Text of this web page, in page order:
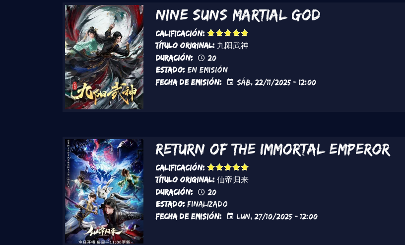
Nine Suns Martial God
Calificación:
Título original: 九阳武神
Duración:
20
Estado: En Emisión
Fecha de emisión:
Sáb, 22/11/2025 - 12:00
Return of the Immortal Emperor
Calificación:
Título original: 仙帝归来
Duración:
20
Estado: Finalizado
Fecha de emisión:
Lun, 27/10/2025 - 12:00